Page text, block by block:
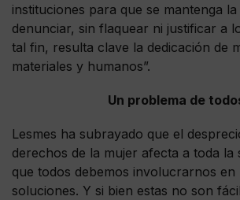
instituciones para que se mantenga
denunciar, sin flaquear ni justificar a
tal fin, resulta clave la dedicación de
materiales y humanos”.
Un problema de
Lesmes ha subrayado que el
derechos de la mujer afecta a toda la
que todos debemos involucrarnos en
soluciones. Y si bien estas no son